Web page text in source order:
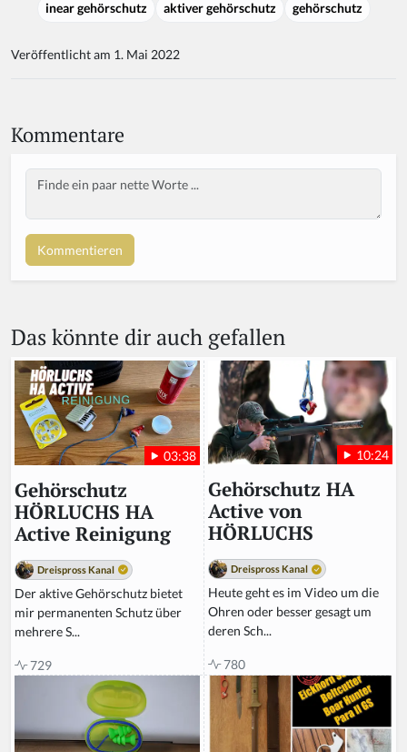
inear gehörschutz
aktiver gehörschutz gehörschutz
Veröffentlicht am 1. Mai 2022
Kommentare
o
u
h
u
m
a
n,
ig
n
o
r
e
t
hi
s
fi
el
d
Body
Das könnte dir auch gefallen
03:38
Gehörschutz
HÖRLUCHS HA
Active Reinigung
Dreispross Kanal
Der aktive Gehörschutz bietet
mir permanenten Schutz über
mehrere S...
729
10:24
Gehörschutz HA
Active von
HÖRLUCHS
Dreispross Kanal
Heute geht es im Video um die
Ohren oder besser gesagt um
deren Sch...
780